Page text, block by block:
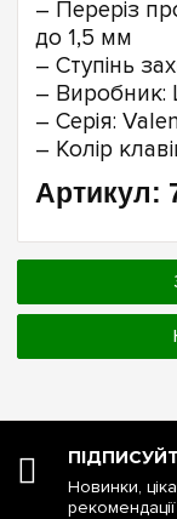
– Переріз
до 1,5 мм
– Ступінь
– Виробник:
– Серія:
– Колір
Артикул:
Новинки,
рекомендації